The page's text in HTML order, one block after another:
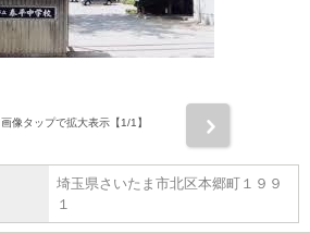
画像タップで拡大表示【1/1】
埼玉県さいたま市北区本郷町１９９
１